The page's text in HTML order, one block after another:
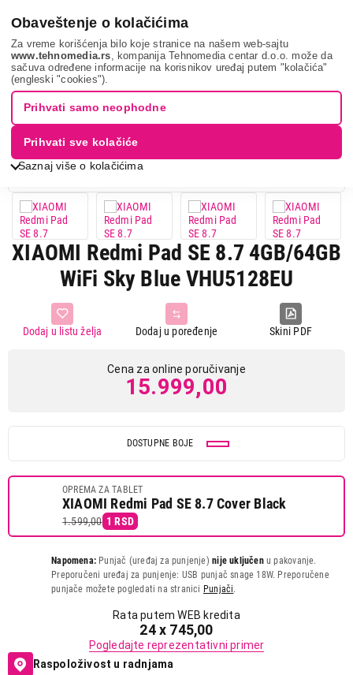
Obaveštenje o kolačićima
Za vreme korišćenja bilo koje stranice na našem web-sajtu
www.tehnomedia.rs , kompanija Tehnomedia centar d.o.o. može da
sačuva određene informacije na korisnikov uređaj putem "kolačića"
(engleski "cookies").
Saznaj više o kolačićima
Prihvati samo neophodne
Prihvati sve kolačiće
Mobilni telefoni i tableti Tablet računari Tableti
Xiaomi
redmi pa...
XIAOMI Redmi Pad SE 8.7 4GB/64GB
WiFi Sky Blue VHU5128EU
Skini PDF
Dodaj u poređenje
Dodaj u listu želja
Cena za online poručivanje
15.999,00
DOSTUPNE BOJE
OPREMA ZA TABLET
XIAOMI Redmi Pad SE 8.7 Cover Black
1.599,00 1 RSD
Napomena: Punjač (uređaj za punjenje)nije uključenu pakovanje.
Preporučeni uređaj za punjenje: USB punjač snage 18W. Preporučene
punjače možete pogledati na stranici Punjači.
Rata putem WEB kredita
24 x 745,00
Pogledajte reprezentativni primer
Raspoloživost u radnjama